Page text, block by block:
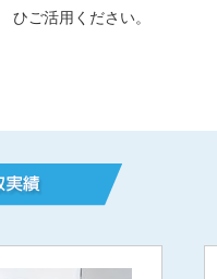
ひご活用ください。